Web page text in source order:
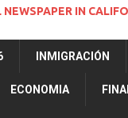
IN
INMIGRACIÓN
ECONOMIA